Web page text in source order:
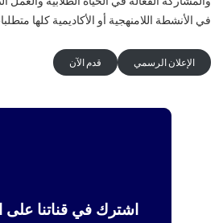
في الأنشطة اللامنهجية أو الأكاديمية كلها
الإعلان الرسمي قدم الآن
اشترك في قناتنا على